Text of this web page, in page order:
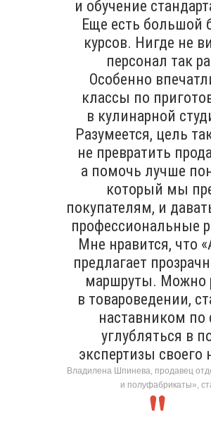
и обучение
Еще есть большой
курсов. Нигде не
персонал так
Особенно
классы по
в кулинарной
Разумеется, цель
не превратить
а помочь лучше
который мы
покупателям, и
профессиональные
Мне нравится, что
предлагает
маршруты. Можно
в товароведении,
наставником по
углубляться в
экспертизы своего
Владилена Шпинева, продавец
и полуфабрикаты»,